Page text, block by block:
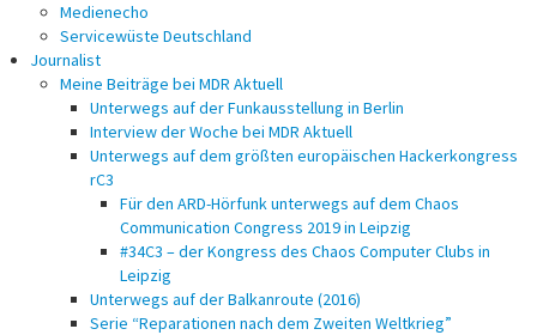
Medienecho
Servicewüste Deutschland
Journalist
Meine Beiträge bei MDR Aktuell
Unterwegs auf der Funkausstellung in Berlin
Interview der Woche bei MDR Aktuell
Unterwegs auf dem größten europäischen Hackerkongress
rC3
Für den ARD-Hörfunk unterwegs auf dem Chaos
Communication Congress 2019 in Leipzig
#34C3 – der Kongress des Chaos Computer Clubs in
Leipzig
Unterwegs auf der Balkanroute (2016)
Serie “Reparationen nach dem Zweiten Weltkrieg”